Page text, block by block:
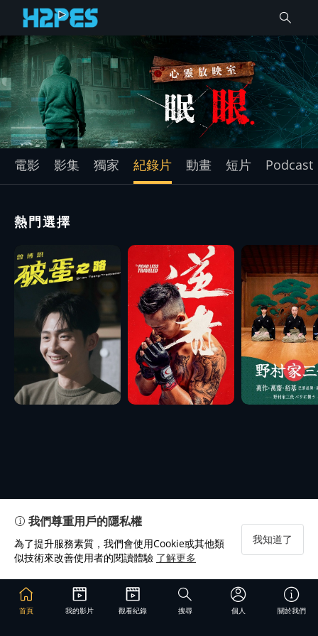
電影 影集 獨家 紀錄片 動畫 短片 Podcast
熱門選擇
首頁 我的影片 觀看紀錄 搜尋 個人 關於我們
我們尊重用戶的隱私權
為了提升服務素質，我們會使用Cookie或其他類
似技術來改善使用者的閱讀體驗 了解更多
我知道了